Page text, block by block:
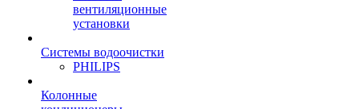
вентиляционные
установки
Системы водоочистки
PHILIPS
Колонные